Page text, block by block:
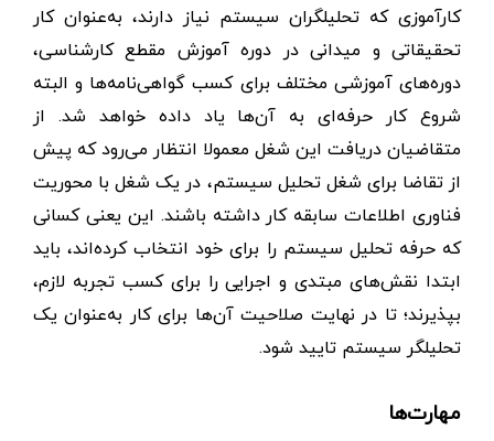
کارآموزی که تحلیلگران سیستم نیاز دارند، به‌عنوان کار
تحقیقاتی و میدانی در دوره آموزش مقطع کارشناسی،
دوره‌های آموزشی مختلف برای کسب گواهی‌نامه‌ها و البته
شروع کار حرفه‌ای به آن‌ها یاد داده خواهد شد. از
متقاضیان دریافت این شغل معمولا انتظار می‌رود که پیش
از تقاضا برای شغل تحلیل سیستم، در یک شغل با محوریت
فناوری اطلاعات سابقه کار داشته باشند. این یعنی کسانی
که حرفه تحلیل سیستم را برای خود انتخاب کرده‌اند، باید
ابتدا نقش‌های مبتدی و اجرایی را برای کسب تجربه لازم،
بپذیرند؛ تا در نهایت صلاحیت آن‌ها برای کار به‌عنوان یک
تحلیلگر سیستم تایید شود.
مهارت‌ها